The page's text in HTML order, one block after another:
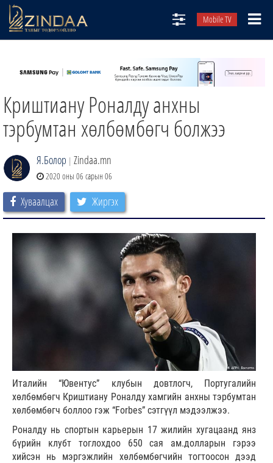
Mobile TV
ТВ8
ӨГЛӨӨНИЙ СОНИН
АУДИО ЗОХИОЛ
ЗИНДАА СЭТГҮҮЛ
Криштиану Роналду анхны
тэрбумтан хөлбөмбөгч болжээ
Я.Болор | Zindaa.mn
2020 оны 06 сарын 06
Хуваалцах Жиргэх
Италийн “Ювентус” клубын довтлогч, Португалийн
хөлбөмбөгч Криштиану Роналду хамгийн анхны тэрбумтан
хөлбөмбөгч боллоо гэж “Forbes” сэтгүүл мэдээлжээ.
Роналду нь спортын карьерын 17 жилийн хугацаанд янз
бүрийн клубт тоглохдоо 650 сая ам.долларын гэрээ
хийсэн нь мэргэжлийн хөлбөмбөгчийн тогтоосон дээд